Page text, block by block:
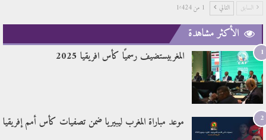
السابق التالي 1 من 1٬424
الأكثر مشاهدة
1 المغربيستضيف رسميًا كأس افريقيا 2025
2 موعد مباراة المغرب ليبيريا ضمن تصفيات كأس أمم إفريقيا